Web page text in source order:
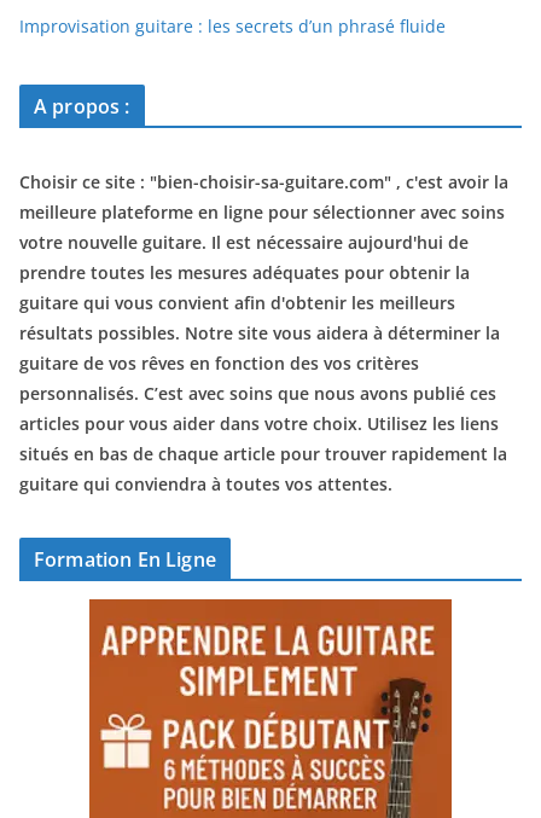
Improvisation guitare : les secrets d’un phrasé fluide
A propos :
Choisir ce site : "bien-choisir-sa-guitare.com" , c'est avoir la
meilleure plateforme en ligne pour sélectionner avec soins
votre nouvelle guitare. Il est nécessaire aujourd'hui de
prendre toutes les mesures adéquates pour obtenir la
guitare qui vous convient afin d'obtenir les meilleurs
résultats possibles. Notre site vous aidera à déterminer la
guitare de vos rêves en fonction des vos critères
personnalisés. C’est avec soins que nous avons publié ces
articles pour vous aider dans votre choix. Utilisez les liens
situés en bas de chaque article pour trouver rapidement la
guitare qui conviendra à toutes vos attentes.
Formation En Ligne